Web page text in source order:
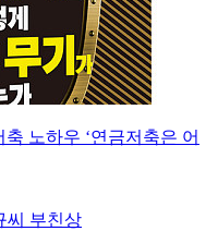
노하우 ‘연금저축은 어
씨 부친상